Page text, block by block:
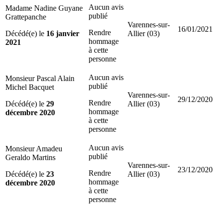
Madame Nadine Guyane
Grattepanche
Décédé(e) le 16 janvier
2021
Aucun avis
publié
Rendre
hommage
à cette
personne
Varennes-sur-
Allier (03)
16/01/2021
Monsieur Pascal Alain
Michel Bacquet
Décédé(e) le 29
décembre 2020
Aucun avis
publié
Rendre
hommage
à cette
personne
Varennes-sur-
Allier (03)
29/12/2020
Monsieur Amadeu
Geraldo Martins
Décédé(e) le 23
décembre 2020
Aucun avis
publié
Rendre
hommage
à cette
personne
Varennes-sur-
Allier (03)
23/12/2020